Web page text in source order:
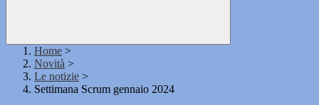
Home >
Novità >
Le notizie >
Settimana Scrum gennaio 2024